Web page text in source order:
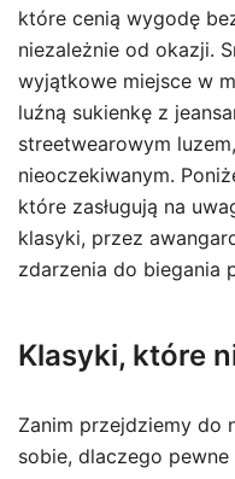
które cenią wygodę
niezależnie od okazji.
wyjątkowe miejsce w
luźną sukienkę z
streetwearowym
nieoczekiwanym.
które zasługują na
klasyki, przez
zdarzenia do biegania
Klasyki, które
Zanim przejdziemy do
sobie, dlaczego